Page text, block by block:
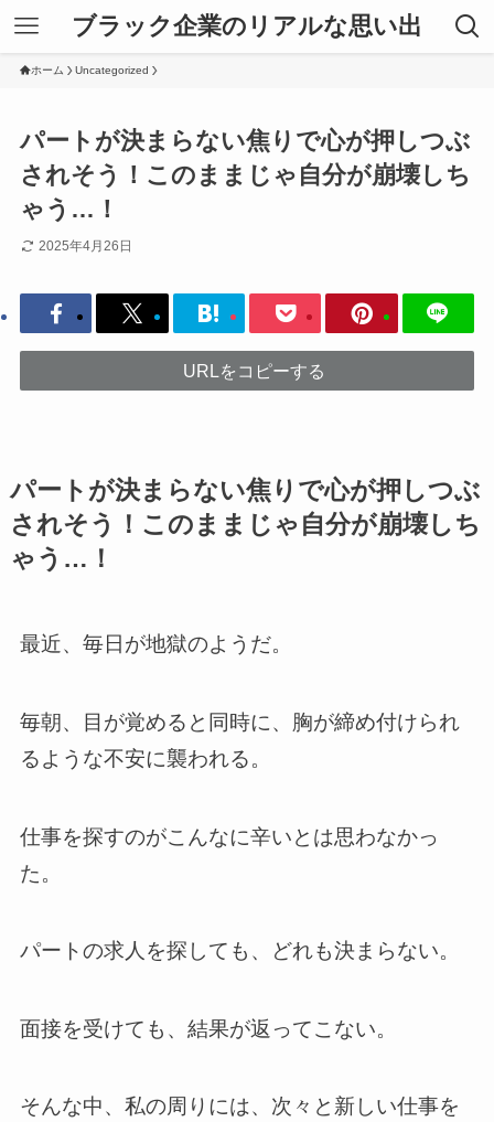
ブラック企業のリアルな思い出
ホーム Uncategorized
パートが決まらない焦りで心が押しつぶ
されそう！このままじゃ自分が崩壊しち
ゃう…！
2025年4月26日
URLをコピーする
パートが決まらない焦りで心が押しつぶ
されそう！このままじゃ自分が崩壊しち
ゃう…！
最近、毎日が地獄のようだ。
毎朝、目が覚めると同時に、胸が締め付けられ
るような不安に襲われる。
仕事を探すのがこんなに辛いとは思わなかっ
た。
パートの求人を探しても、どれも決まらない。
面接を受けても、結果が返ってこない。
そんな中、私の周りには、次々と新しい仕事を